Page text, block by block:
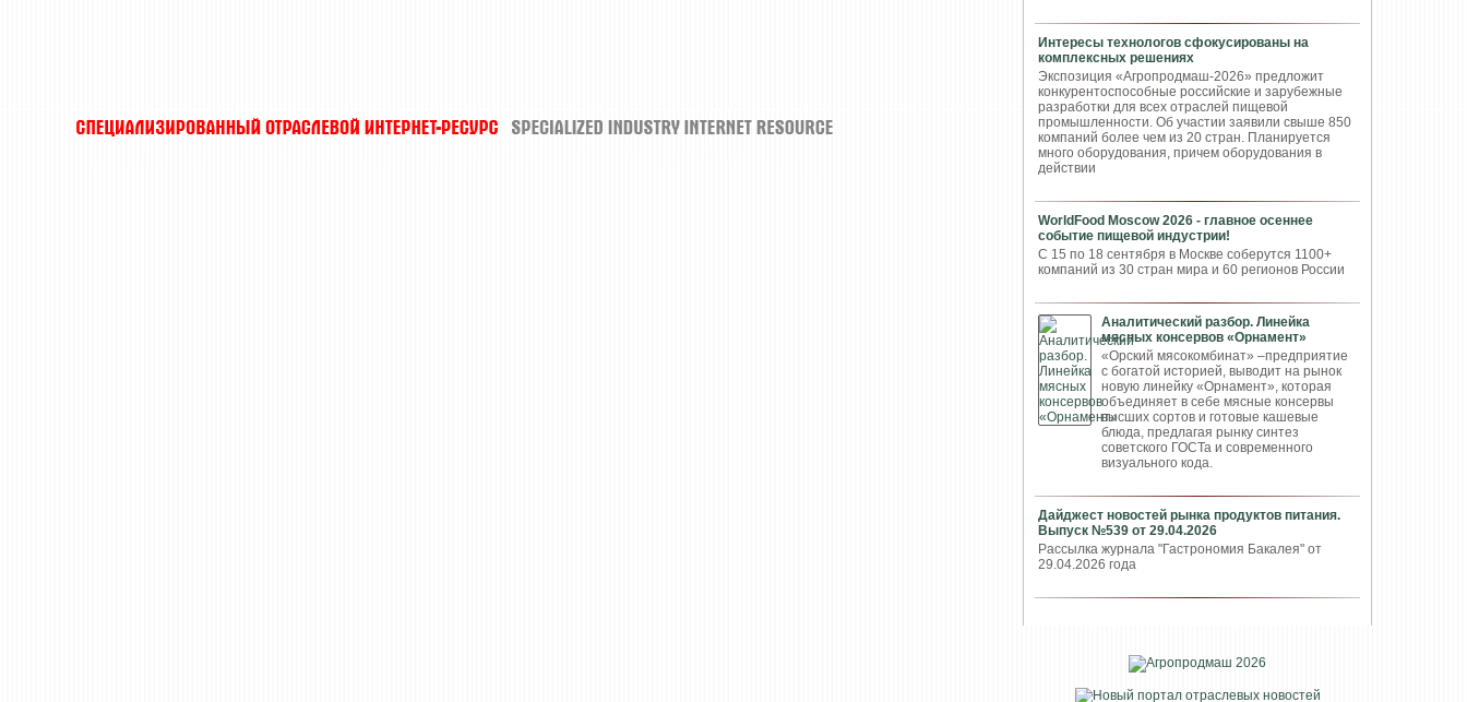
Интересы технологов сфокусированы на
комплексных решениях
Экспозиция «Агропродмаш-2026» предложит
конкурентоспособные российские и зарубежные
разработки для всех отраслей пищевой
промышленности. Об участии заявили свыше 850
компаний более чем из 20 стран. Планируется
много оборудования, причем оборудования в
действии
WorldFood Moscow 2026 - главное осеннее
событие пищевой индустрии!
С 15 по 18 сентября в Москве соберутся 1100+
компаний из 30 стран мира и 60 регионов России
Аналитический разбор. Линейка
мясных консервов «Орнамент»
«Орский мясокомбинат» –предприятие
с богатой историей, выводит на рынок
новую линейку «Орнамент», которая
объединяет в себе мясные консервы
высших сортов и готовые кашевые
блюда, предлагая рынку синтез
советского ГОСТа и современного
визуального кода.
Дайджест новостей рынка продуктов питания.
Выпуск №539 от 29.04.2026
Рассылка журнала "Гастрономия Бакалея" от
29.04.2026 года